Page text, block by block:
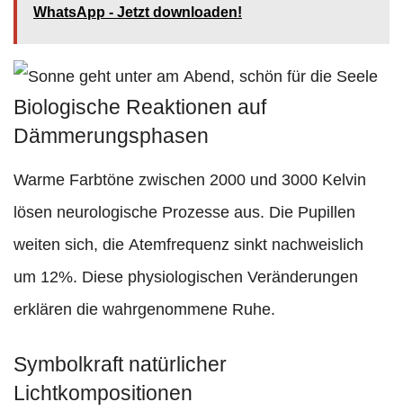
WhatsApp - Jetzt downloaden!
Biologische Reaktionen auf
Dämmerungsphasen
Warme Farbtöne zwischen 2000 und 3000 Kelvin
lösen neurologische Prozesse aus. Die Pupillen
weiten sich, die Atemfrequenz sinkt nachweislich
um 12%. Diese physiologischen Veränderungen
erklären die wahrgenommene Ruhe.
Symbolkraft natürlicher
Lichtkompositionen